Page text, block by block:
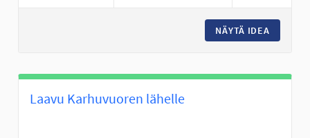
NÄYTÄ IDEA
Laavu Karhuvuoren lähelle